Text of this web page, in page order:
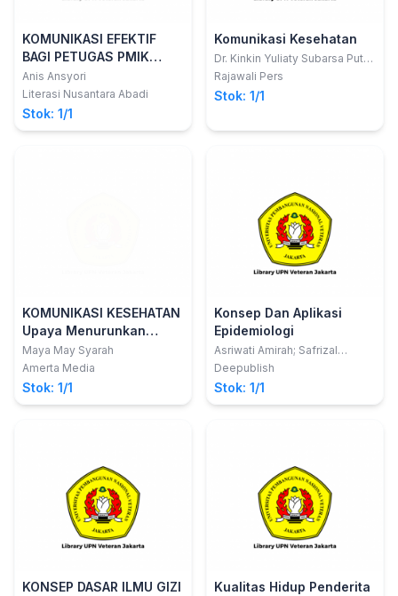
KOMUNIKASI EFEKTIF
BAGI PETUGAS PMIK
(PEREKAM MEDIS DAN
INFORMASI KESEHATAN)
Anis Ansyori
Literasi Nusantara Abadi
Stok: 1/1
Komunikasi Kesehatan
Dr. Kinkin Yuliaty Subarsa Putri,
M.Si., CICS., CPR.; Dr. Elisabeth
Nugraheni P, M.Si., CICS; Dr.
Saparuddin MukHTAR, M.Si
Rajawali Pers
Stok: 1/1
KOMUNIKASI KESEHATAN
Upaya Menurunkan
Tingkat Penderita
Tuberkulosis
Maya May Syarah
Amerta Media
Stok: 1/1
Konsep Dan Aplikasi
Epidemiologi
Asriwati Amirah; Safrizal
Ahmaruddin
Deepublish
Stok: 1/1
KONSEP DASAR ILMU GIZI
Kualitas Hidup Penderita